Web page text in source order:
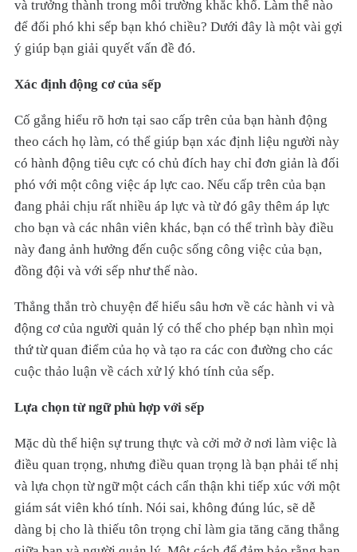
và trưởng thành trong môi trường khắc khổ. Làm thế nào
để đối phó khi sếp bạn khó chiều? Dưới đây là một vài gợi
ý giúp bạn giải quyết vấn đề đó.
Xác định động cơ của sếp
Cố gắng hiểu rõ hơn tại sao cấp trên của bạn hành động
theo cách họ làm, có thể giúp bạn xác định liệu người này
có hành động tiêu cực có chủ đích hay chỉ đơn giản là đối
phó với một công việc áp lực cao. Nếu cấp trên của bạn
đang phải chịu rất nhiều áp lực và từ đó gây thêm áp lực
cho bạn và các nhân viên khác, bạn có thể trình bày điều
này đang ảnh hưởng đến cuộc sống công việc của bạn,
đồng đội và với sếp như thế nào.
Thẳng thắn trò chuyện để hiểu sâu hơn về các hành vi và
động cơ của người quản lý có thể cho phép bạn nhìn mọi
thứ từ quan điểm của họ và tạo ra các con đường cho các
cuộc thảo luận về cách xử lý khó tính của sếp.
Lựa chọn từ ngữ phù hợp với sếp
Mặc dù thể hiện sự trung thực và cởi mở ở nơi làm việc là
điều quan trọng, nhưng điều quan trọng là bạn phải tế nhị
và lựa chọn từ ngữ một cách cẩn thận khi tiếp xúc với một
giám sát viên khó tính. Nói sai, không đúng lúc, sẽ dễ
dàng bị cho là thiếu tôn trọng chỉ làm gia tăng căng thẳng